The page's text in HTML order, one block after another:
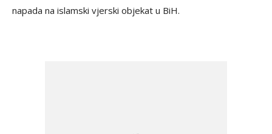
napada na islamski vjerski objekat u BiH.